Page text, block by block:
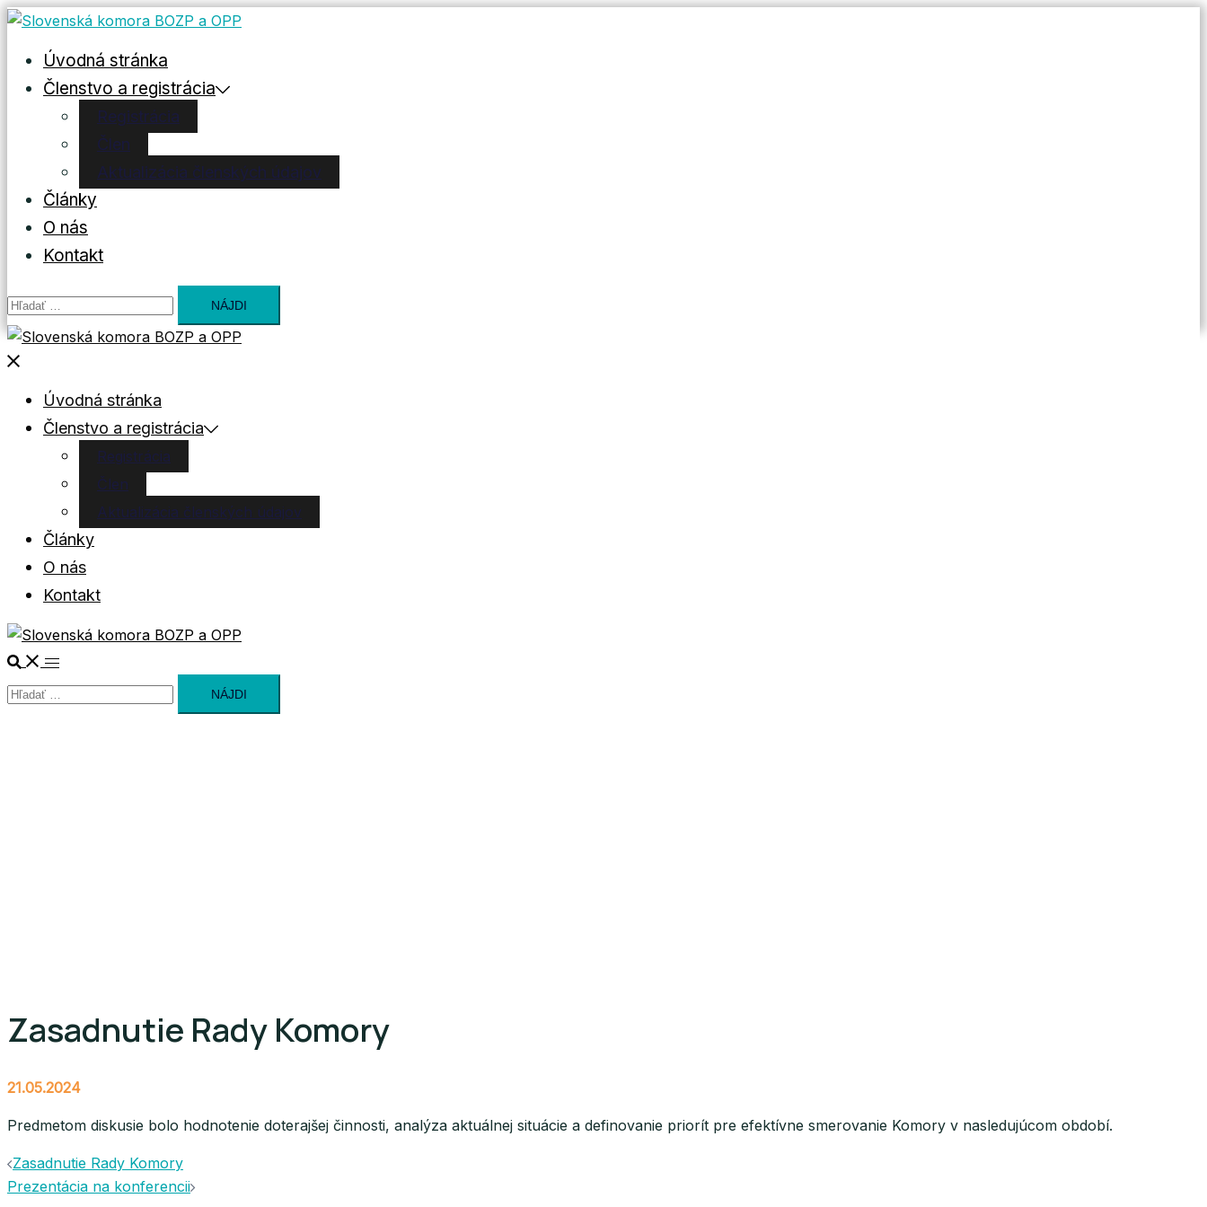
Preskočiť
obsahÚvodná stránka
Členstvo a registrácia
Registrácia
Člen
Aktualizácia členských údajov
Články
O nás
Kontakt
Hľadať:
Close
Úvodná stránka
Členstvo a registrácia
Registrácia
Člen
Aktualizácia členských údajov
Články
O nás
Kontakt
SearchToggle
menu
Hľadať:
Zasadnutie Rady Komory
21.05.2024
Predmetom diskusie bolo hodnotenie doterajšej činnosti, analýza aktuálnej situácie a definovanie priorít pre efektívne smerovanie Komory v nasledujúcom období.
Navigácia
Zasadnutie Rady Komory
Prezentácia na konferencii